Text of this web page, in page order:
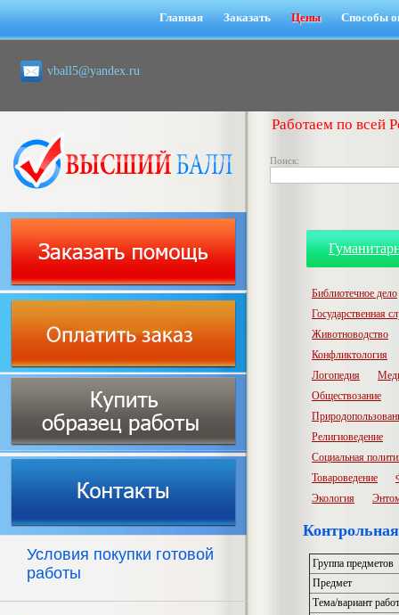
Главная Заказать Цены Способы
vball5@yandex.ru
Работаем по всей
Поиск:
Условия покупки готовой
работы
Библиотечное дело
Государственная
Животноводство
Конфликтология
Логопедия
Обществозание
Религиоведение
Социальная
Товароведение
Экология
Группа предметов
Предмет
Тема/вариант